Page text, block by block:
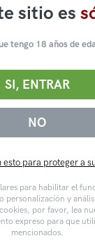
la chupa a su
sitio es
tengo 18 años de
NO
SI, ENTRAR
esto para proteger a
para habilitar el
personalización y
por favor, lea
expreso para que
mencionados.